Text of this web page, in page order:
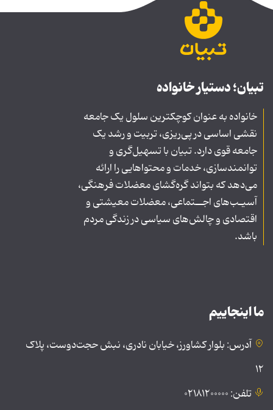
تبیان؛ دستیار خانواده
خانواده به عنوان کوچکترین سلول یک جامعه
نقشی اساسی در پی‌ریزی، تربیت و رشد یک
جامعه قوی دارد. تبیان با تسهیل‌گری و
توانمندسازی، خدمات و محتواهایی را ارائه
می‌دهد که بتواند گره‌گشای معضلات فرهنگی،
آسیـب‌های اجــتماعی، معضلات معیشتی و
اقتصادی و چالش‌های سیاسی در زندگی مردم
باشد.
ما اینجاییم
آدرس: بلوار کشاورز، خیابان نادری، نبش حجت‌دوست، پلاک
۱۲
تلفن: ۰۲۱۸۱۲۰۰۰۰۰